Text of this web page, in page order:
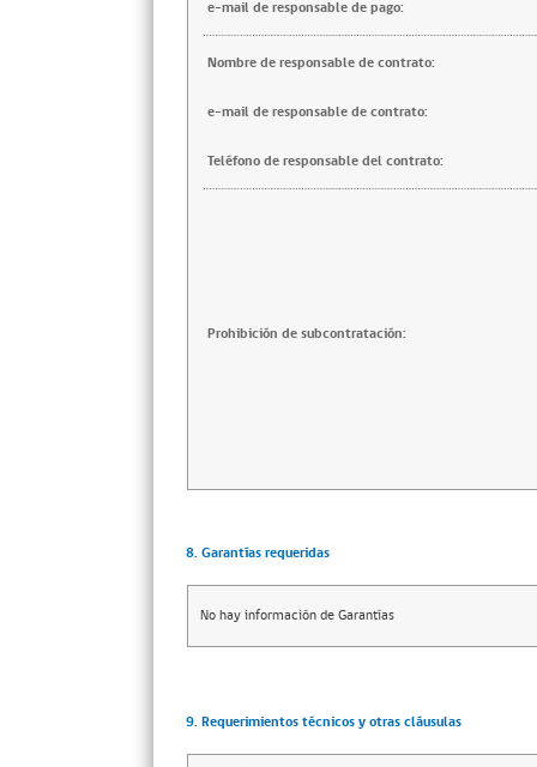
e-mail de responsable de pago:
Nombre de responsable de contrato:
e-mail de responsable de contrato:
Teléfono de responsable del contrato:
Prohibición de subcontratación:
8. Garantías requeridas
No hay información de Garantías
9. Requerimientos técnicos y otras cláusulas